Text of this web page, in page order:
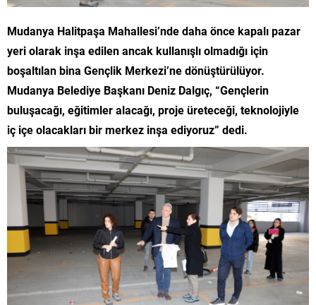
Mudanya Halitpaşa Mahallesi’nde daha önce kapalı pazar
yeri olarak inşa edilen ancak kullanışlı olmadığı için
boşaltılan bina Gençlik Merkezi’ne dönüştürülüyor.
Mudanya Belediye Başkanı Deniz Dalgıç, “Gençlerin
buluşacağı, eğitimler alacağı, proje üreteceği, teknolojiyle
iç içe olacakları bir merkez inşa ediyoruz” dedi.